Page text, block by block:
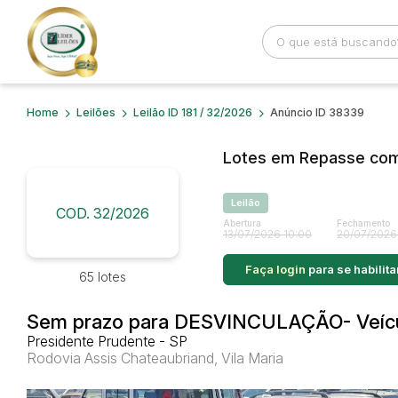
Busca por palavra-chave Categoria
Home Leilões Leilão ID 181 / 32/2026 Anúncio ID 38339
COD. 32/2026
65 lotes
Lotes em Repasse
Leilão
Abertura
13/07/2026 10:00
Fechamento
20/07/
Faça login para se
Sem prazo para DESVINCULAÇÃO-
Presidente Prudente - SP
Rodovia Assis Chateaubriand, Vila Maria